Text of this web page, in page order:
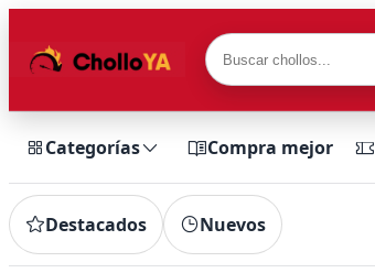
Categorías Compra mejor
Destacados Nuevos